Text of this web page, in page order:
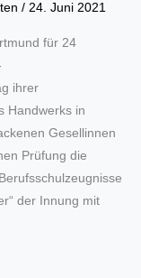
/ 24. Juni 2021
für 24
ihrer
Handwerks in
Gesellinnen
Prüfung die
der Innung mit